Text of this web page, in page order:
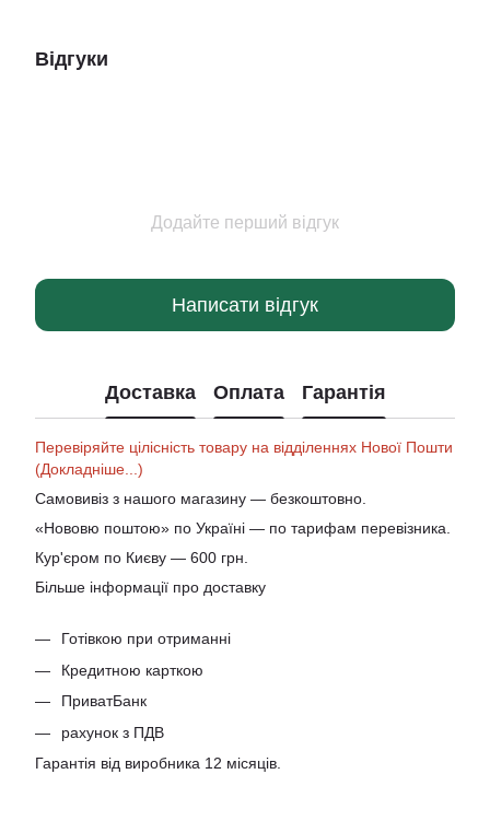
Відгуки
Додайте перший відгук
Написати відгук
Доставка Оплата Гарантія
Перевіряйте цілісність товару на відділеннях Нової Пошти
(Докладніше...)
Самовивіз з нашого магазину — безкоштовно.
«Нововю поштою» по Україні — по тарифам перевізника.
Кур'єром по Києву — 600 грн.
Більше інформації про доставку
Готівкою при отриманні
Кредитною карткою
ПриватБанк
рахунок з ПДВ
Гарантія від виробника 12 місяців.